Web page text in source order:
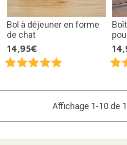
Bol à déjeuner en forme
de chat
14,95€
Affichage 1-10 de